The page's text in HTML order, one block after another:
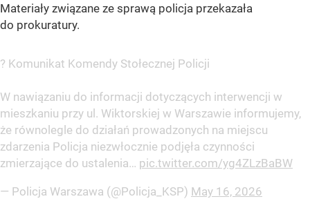
Materiały związane ze sprawą policja przekazała
do prokuratury.
? Komunikat Komendy Stołecznej Policji
W nawiązaniu do informacji dotyczących interwencji w
mieszkaniu przy ul. Wiktorskiej w Warszawie informujemy,
że równolegle do działań prowadzonych na miejscu
zdarzenia Policja niezwłocznie podjęła czynności
zmierzające do ustalenia… pic.twitter.com/yg4ZLzBaBW
— Policja Warszawa (@Policja_KSP) May 16, 2026